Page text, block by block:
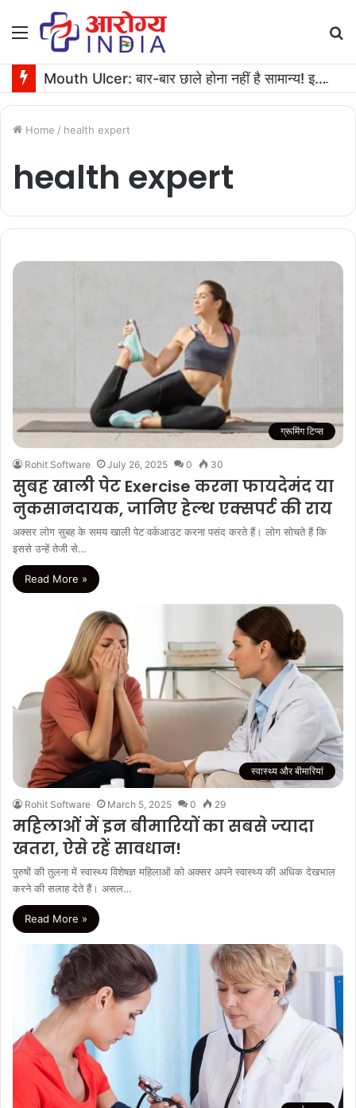
Menu
Mouth Ulcer: बार-बार छाले होना नहीं है सामान्य! इनगंभीर बीमारियों का है संकेत
Home / health expert
health expert
ग्रूमिंग टिप्स
Rohit Software July 26, 2025 0 30
सुबह खाली पेट Exercise करना फायदेमंद या
नुकसानदायक, जानिए हेल्‍थ एक्सपर्ट की राय
अक्‍सर लोग सुबह के समय खाली पेट वर्कआउट करना पसंद करते हैं। लोग सोचते हैं कि
इससे उन्हें तेजी से…
Read More »
स्वास्थ्य और बीमारियां
Rohit Software March 5, 2025 0 29
महिलाओं में इन बीमारियों का सबसे ज्यादा
खतरा, ऐसे रहें सावधान!
पुरुषों की तुलना में स्‍वास्‍थ्‍य विशेषज्ञ महिलाओं को अक्सर अपने स्‍वास्‍थ्‍य की अधिक देखभाल
करने की सलाह देते हैं। असल…
Read More »